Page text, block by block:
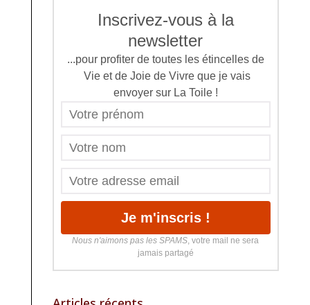
Inscrivez-vous à la
newsletter
...pour profiter de toutes les étincelles de
Vie et de Joie de Vivre que je vais
envoyer sur La Toile !
Nous n'aimons pas les SPAMS , votre mail ne sera
jamais partagé